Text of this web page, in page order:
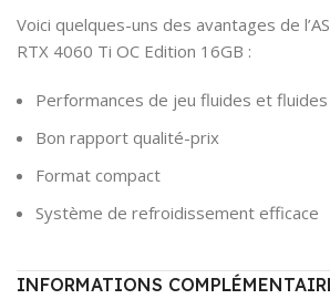
Voici quelques-uns des avantages de
RTX 4060 Ti OC Edition 16GB :
Performances de jeu fluides et
Bon rapport qualité-prix
Format compact
Système de refroidissement efficace
INFORMATIONS